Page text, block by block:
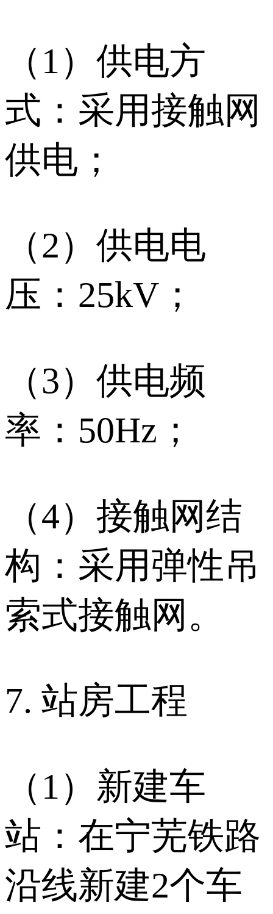
（1）供电方
式：采用接触网
供电；
（2）供电电
压：25kV；
（3）供电频
率：50Hz；
（4）接触网结
构：采用弹性吊
索式接触网。
7. 站房工程
（1）新建车
站：在宁芜铁路
沿线新建2个车